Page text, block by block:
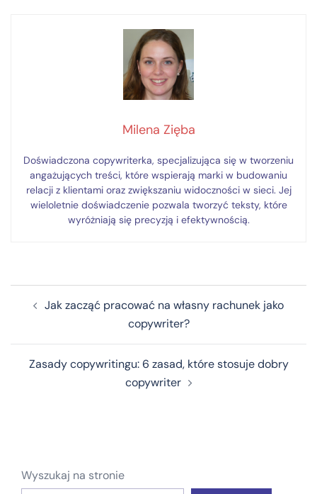
Milena Zięba
Doświadczona copywriterka, specjalizująca się w tworzeniu
angażujących treści, które wspierają marki w budowaniu
relacji z klientami oraz zwiększaniu widoczności w sieci. Jej
wieloletnie doświadczenie pozwala tworzyć teksty, które
wyróżniają się precyzją i efektywnością.
wpisuJak zacząć pracować na własny rachunek jako
copywriter?
Zasady copywritingu: 6 zasad, które stosuje dobry
copywriter
Wyszukaj na stronie